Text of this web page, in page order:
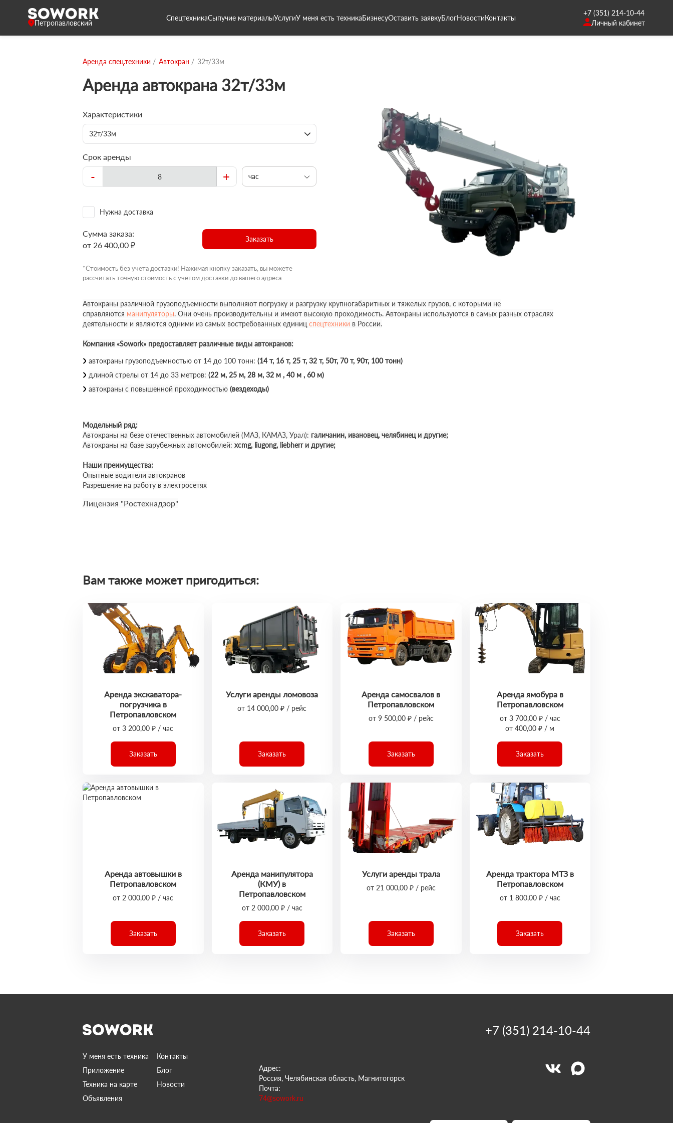
Петропавловский
СпецтехникаСыпучие материалыУслугиУ меня есть техникаБизнесуОставить заявкуБлогНовостиКонтакты
+7 (351) 214-10-44
Личный кабинет
Аренда спец.техники Автокран 32т/33м
Аренда автокрана 32т/33м
Характеристики
32т/33м
Срок аренды
- + час
Нужна доставка
Сумма заказа:
от 26 400,00 ₽
Заказать
*Стоимость без учета доставки! Нажимая кнопку заказать, вы можете
рассчитать точную стоимость с учетом доставки до вашего адреса.
Автокраны различной грузоподъемности выполняют погрузку и разгрузку крупногабаритных и тяжелых грузов, с которыми не
справляются манипуляторы. Они очень производительны и имеют высокую проходимость. Автокраны используются в самых разных отраслях
деятельности и являются одними из самых востребованных единиц спецтехники в России.
Компания «Sowork» предоставляет различные виды автокранов:
автокраны грузоподъемностью от 14 до 100 тонн: (14 т, 16 т, 25 т, 32 т, 50т, 70 т, 90т, 100 тонн)
длиной стрелы от 14 до 33 метров: (22 м, 25 м, 28 м, 32 м , 40 м , 60 м)
автокраны с повышенной проходимостью (вездеходы)
Модельный ряд:
Автокраны на безе отечественных автомобилей (МАЗ, КАМАЗ, Урал): галичанин, ивановец, челябинец и другие;
Автокраны на базе зарубежных автомобилей: xcmg, liugong, liebherr и другие;
Наши преимущества:
Опытные водители автокранов
Разрешение на работу в электросетях
Лицензия "Ростехнадзор"
Вам также может пригодиться:
Аренда экскаватора-
погрузчика в
Петропавловском
от 3 200,00 ₽ / час
Заказать
Услуги аренды ломовоза
от 14 000,00 ₽ / рейс
Заказать
Аренда самосвалов в
Петропавловском
от 9 500,00 ₽ / рейс
Заказать
Аренда ямобура в
Петропавловском
от 3 700,00 ₽ / час
от 400,00 ₽ / м
Заказать
Аренда автовышки в
Петропавловском
от 2 000,00 ₽ / час
Заказать
Аренда манипулятора
(КМУ) в
Петропавловском
от 2 000,00 ₽ / час
Заказать
Услуги аренды трала
от 21 000,00 ₽ / рейс
Заказать
Аренда трактора МТЗ в
Петропавловском
от 1 800,00 ₽ / час
Заказать
У меня есть техника
Контакты
Приложение
Блог
Техника на карте
Новости
Объявления
Адрес:
Россия, Челябинская область, Магнитогорск
Почта:
74@sowork.ru
+7 (351) 214-10-44